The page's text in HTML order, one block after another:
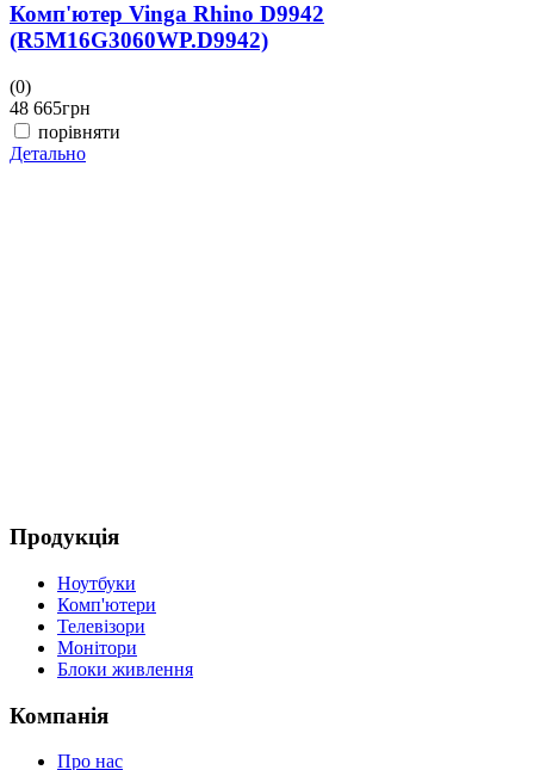
Комп'ютер Vinga Rhino D9942
(R5M16G3060WP.D9942)
(0)
48 665грн
порівняти
Детально
Продукція
Ноутбуки
Комп'ютери
Телевізори
Монітори
Блоки живлення
Компанія
Про нас